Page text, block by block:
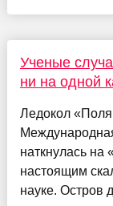
Ученые
ни на одной
Ледокол
наткнулась на
настоящим
науке. Остров